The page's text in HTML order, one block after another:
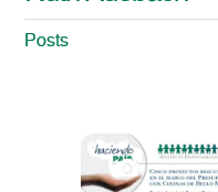
Posts